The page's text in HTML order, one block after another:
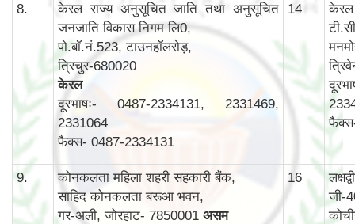
8.
केरल राज्य अनुसूचित जाति तथा अनुसूचित
जनजाति विकास निगम लि0,
पो.बॉ.नं.523, टाउनहॉलरोड़,
त्रिचुर-680020
केरल
दूरभाषः- 0487-2334131, 2331469,
2331064
फैक्स- 0487-2334131
14
केरल
9.
कोनकलता महिला शहरी सहकारी बैंक,
साहिद कोनकलता बरूआ भवन,
गर-अली, जोरहाट- 7850001 असम
16
जी-